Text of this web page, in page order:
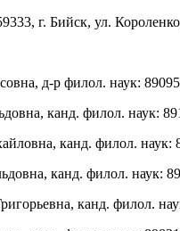
г. Бийск, ул.
д-р филол. наук:
канд. филол. наук:
канд. филол. наук:
канд. филол. наук:
канд. филол.